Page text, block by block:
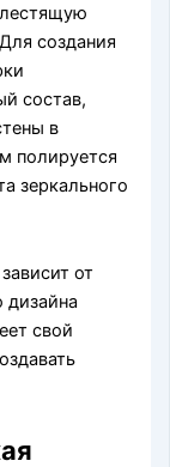
создания
состав,
в
полируется
зеркального
от
дизайна
свой